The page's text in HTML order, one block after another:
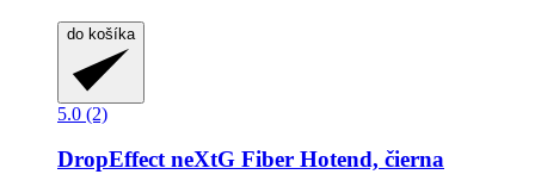
do košíka
5.0 (2)
DropEffectneXtG Fiber Hotend, čierna